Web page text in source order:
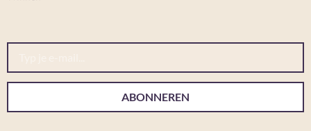
Typ je e-mail...
ABONNEREN